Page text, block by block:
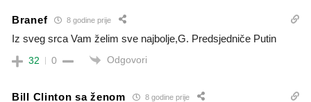
Branef 8 godine prije
Iz sveg srca Vam želim sve najbolje,G. Predsjedniče Putin
32 0 Odgovori
Bill Clinton sa ženom 8 godine prije